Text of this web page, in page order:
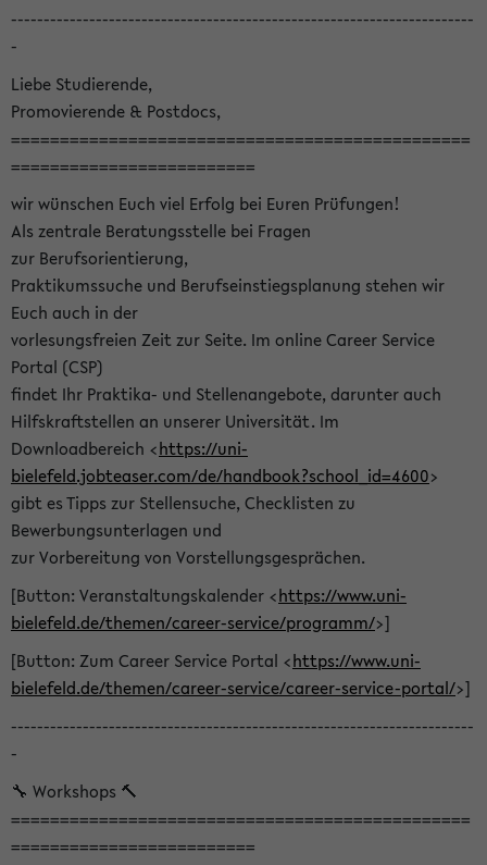
-----------------------------------------------------------------------
-
Liebe Studierende,
Promovierende & Postdocs,
===============================================
=========================
wir wünschen Euch viel Erfolg bei Euren Prüfungen!
Als zentrale Beratungsstelle bei Fragen
zur Berufsorientierung,
Praktikumssuche und Berufseinstiegsplanung stehen wir
Euch auch in der
vorlesungsfreien Zeit zur Seite. Im online Career Service
Portal (CSP)
findet Ihr Praktika- und Stellenangebote, darunter auch
Hilfskraftstellen an unserer Universität. Im
Downloadbereich <https://uni-
bielefeld.jobteaser.com/de/handbook?school_id=4600>
gibt es Tipps zur Stellensuche, Checklisten zu
Bewerbungsunterlagen und
zur Vorbereitung von Vorstellungsgesprächen.
[Button: Veranstaltungskalender <https://www.uni-
bielefeld.de/themen/career-service/programm/>]
[Button: Zum Career Service Portal <https://www.uni-
bielefeld.de/themen/career-service/career-service-portal/>]
-----------------------------------------------------------------------
-
🔧 Workshops 🔨
===============================================
=========================